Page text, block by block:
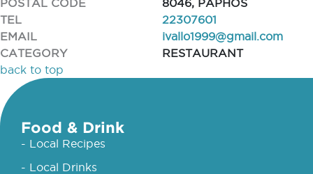
8046, PAPHOS
TEL
22307601
EMAIL
ivallo1999@gmail.com
CATEGORY
RESTAURANT
back to top
Food & Drink
- Local Recipes
- Local Drinks